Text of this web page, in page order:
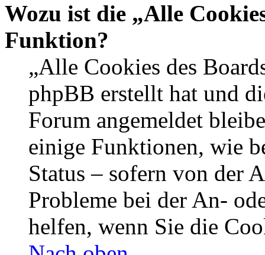
Wozu ist die „Alle
Funktion?
„Alle Cookies des
phpBB erstellt hat und
Forum angemeldet
einige Funktionen, wie
Status – sofern von der
Probleme bei der An-
helfen, wenn Sie die